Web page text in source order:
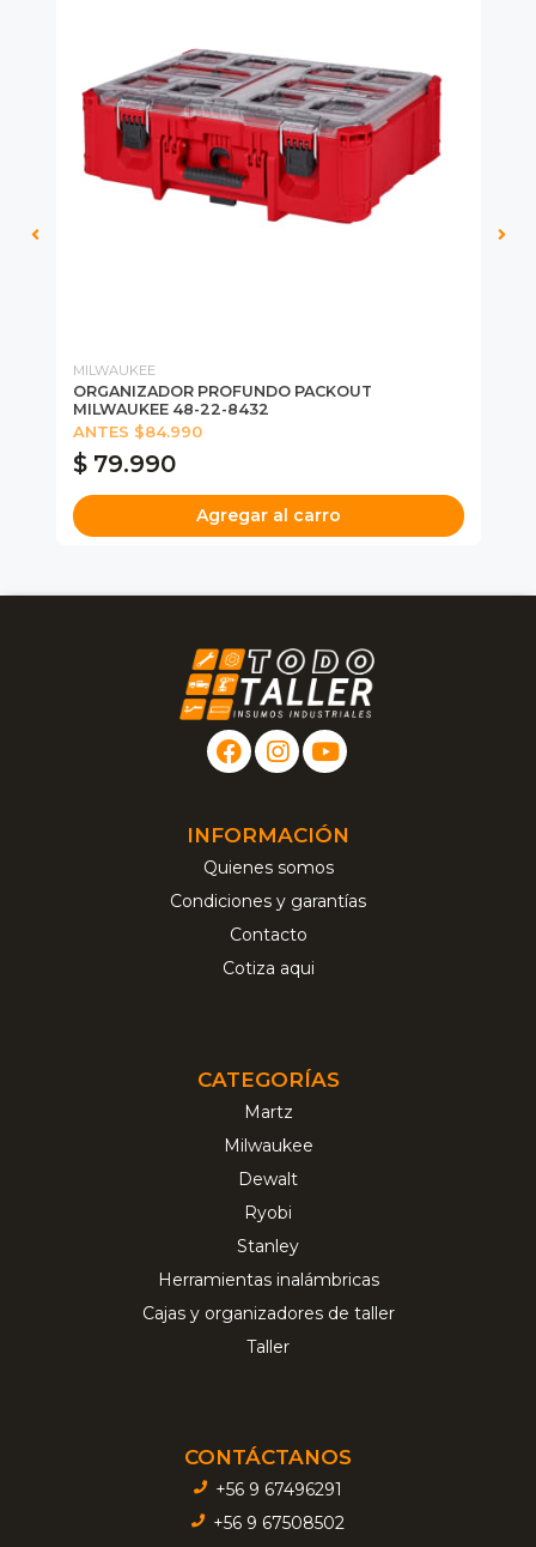
MILWAUKEE
ORGANIZADOR PROFUNDO PACKOUT
MILWAUKEE 48-22-8432
ANTES $84.990
$ 79.990
Agregar al carro
INFORMACIÓN
Quienes somos
Condiciones y garantías
Contacto
Cotiza aqui
CATEGORÍAS
Martz
Milwaukee
Dewalt
Ryobi
Stanley
Herramientas inalámbricas
Cajas y organizadores de taller
Taller
CONTÁCTANOS
+56 9 67496291
+56 9 67508502